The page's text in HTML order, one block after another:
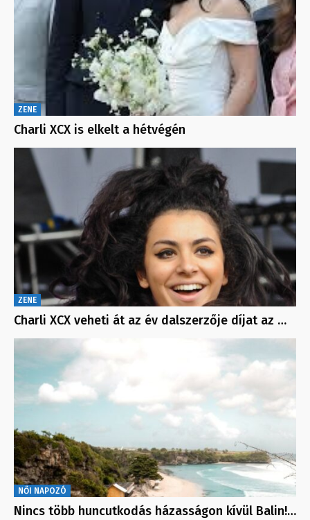
ZENE
Charli XCX is elkelt a hétvégén
ZENE
Charli XCX veheti át az év dalszerzője díjat az …
NŐI NAPOZÓ
Nincs több huncutkodás házasságon kívül Balin!…